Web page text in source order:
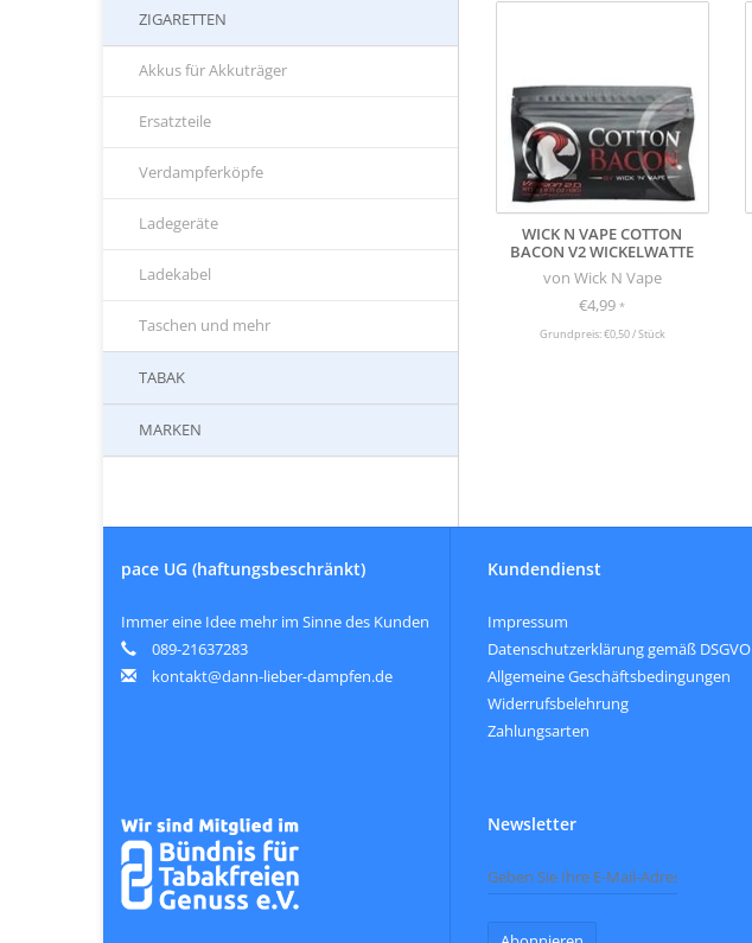
ZIGARETTEN
Akkus für Akkuträger
Ersatzteile
Verdampferköpfe
Ladegeräte
Ladekabel
Taschen und mehr
TABAK
MARKEN
WICK N VAPE COTTON
BACON V2 WICKELWATTE
von Wick N Vape
€4,99*
Grundpreis: €0,50 / Stück
pace UG (haftungsbeschränkt)
Immer eine Idee mehr im Sinne des Kunden
089-21637283
kontakt@dann-lieber-dampfen.de
Kundendienst
Impressum
Datenschutzerklärung gemäß DSGVO
Allgemeine Geschäftsbedingungen
Widerrufsbelehrung
Zahlungsarten
Newsletter